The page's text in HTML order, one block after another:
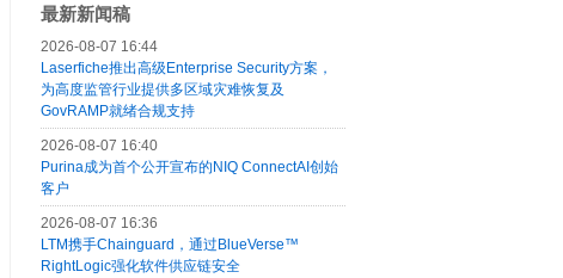
最新新闻稿
2026-08-07 16:44
Laserfiche推出高级Enterprise Security方案，
为高度监管行业提供多区域灾难恢复及
GovRAMP就绪合规支持
2026-08-07 16:40
Purina成为首个公开宣布的NIQ ConnectAI创始
客户
2026-08-07 16:36
LTM携手Chainguard，通过BlueVerse™
RightLogic强化软件供应链安全